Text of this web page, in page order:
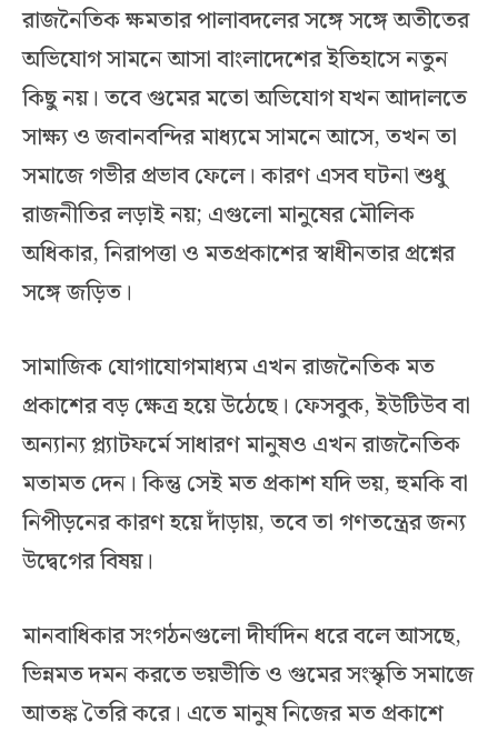
রাজনৈতিক ক্ষমতার পালাবদলের সঙ্গে সঙ্গে অতীতের
অভিযোগ সামনে আসা বাংলাদেশের ইতিহাসে নতুন
কিছু নয়। তবে গুমের মতো অভিযোগ যখন আদালতে
সাক্ষ্য ও জবানবন্দির মাধ্যমে সামনে আসে, তখন তা
সমাজে গভীর প্রভাব ফেলে। কারণ এসব ঘটনা শুধু
রাজনীতির লড়াই নয়; এগুলো মানুষের মৌলিক
অধিকার, নিরাপত্তা ও মতপ্রকাশের স্বাধীনতার প্রশ্নের
সঙ্গে জড়িত।
সামাজিক যোগাযোগমাধ্যম এখন রাজনৈতিক মত
প্রকাশের বড় ক্ষেত্র হয়ে উঠেছে। ফেসবুক, ইউটিউব বা
অন্যান্য প্ল্যাটফর্মে সাধারণ মানুষও এখন রাজনৈতিক
মতামত দেন। কিন্তু সেই মত প্রকাশ যদি ভয়, হুমকি বা
নিপীড়নের কারণ হয়ে দাঁড়ায়, তবে তা গণতন্ত্রের জন্য
উদ্বেগের বিষয়।
মানবাধিকার সংগঠনগুলো দীর্ঘদিন ধরে বলে আসছে,
ভিন্নমত দমন করতে ভয়ভীতি ও গুমের সংস্কৃতি সমাজে
আতঙ্ক তৈরি করে। এতে মানুষ নিজের মত প্রকাশে